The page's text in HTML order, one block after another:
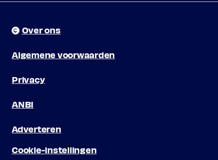
Over ons
Algemene voorwaarden
Privacy
ANBI
Adverteren
Cookie-instellingen